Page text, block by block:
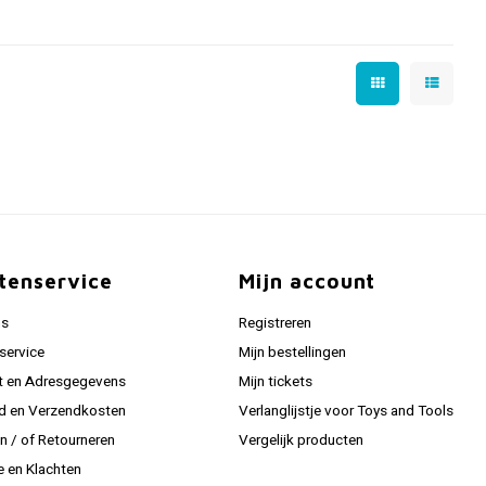
en Adresgegevens
en Verzendkosten
/ of Retourneren
en Klachten
Mijn account
Registreren
Mijn bestellingen
Mijn tickets
Verlanglijstje voor Toys and Tools
Vergelijk producten